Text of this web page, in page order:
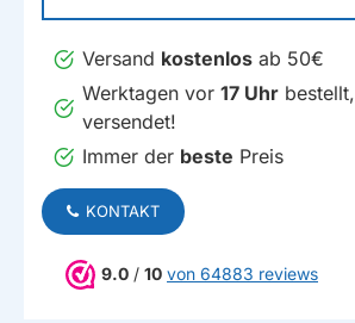
Versand kostenlos ab 50€
Werktagen vor 17 Uhr bestellt,
versendet!
Immer der beste Preis
KONTAKT
9.0 / 10 von 64883 reviews